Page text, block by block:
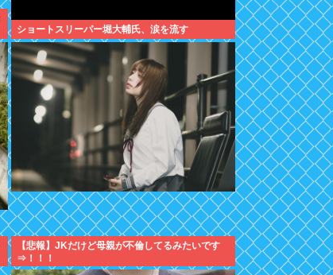
ショートスリーパー堀大輔氏、涙を流す
【悲報】JKだけど母親が不倫してるみたいです
⇒！！！